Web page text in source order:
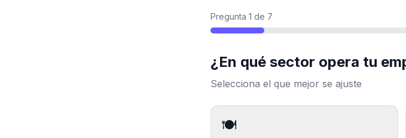
Pregunta 1 de 7
¿En qué sector opera tu
Selecciona el que mejor se ajuste
🍽️